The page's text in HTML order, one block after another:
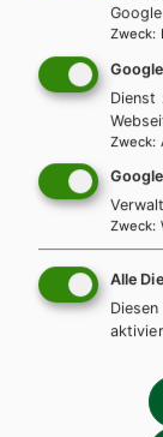
Bildung 6
Zweck:
Dienst
Zweck:
Zweck:
Alle